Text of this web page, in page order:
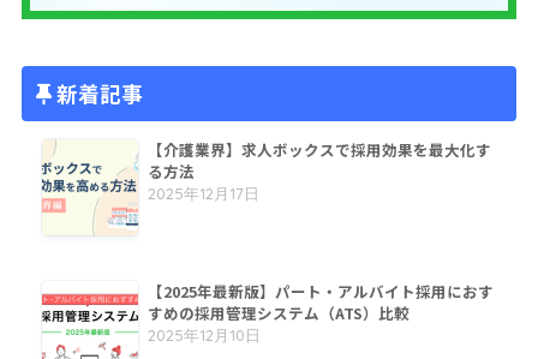
新着記事
【介護業界】求人ボックスで採用効果を最大化す
る方法
2025年12月17日
【2025年最新版】パート・アルバイト採用におす
すめの採用管理システム（ATS）比較
2025年12月10日